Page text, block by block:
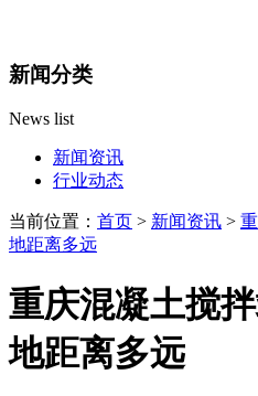
新闻分类
News list
新闻资讯
行业动态
当前位置： 首页 > 新闻资讯 >
地距离多远
重庆混凝土搅
地距离多远